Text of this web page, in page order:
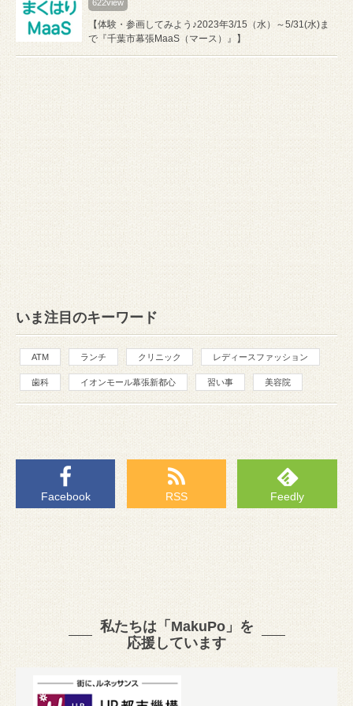
622view
【体験・参画してみよう♪2023年3/15（水）～5/31(水)ま
で『千葉市幕張MaaS（マース）』】
いま注目のキーワード
ATM ランチ クリニック レディースファッション
歯科 イオンモール幕張新都心 習い事 美容院
Facebook RSS Feedly
私たちは「MakuPo」を
応援しています